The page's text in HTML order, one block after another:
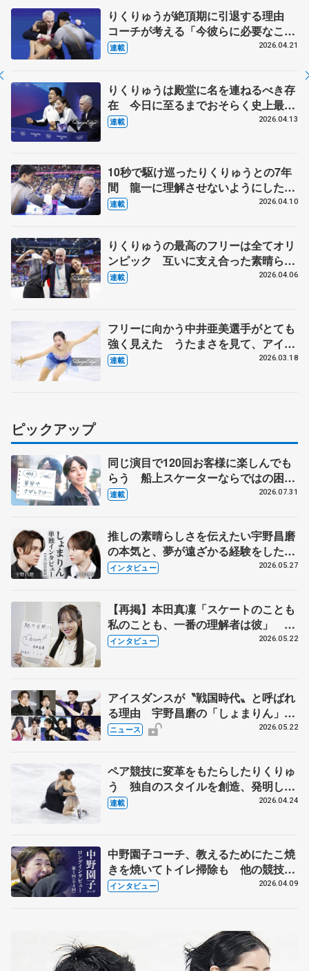
りくりゅうが絶頂期に引退する理由
コーチが考える「今彼らに必要なこ
と」 【引退発表後①】
連載 2026.04.21
りくりゅうは殿堂に名を連ねるべき存
在 今日に至るまでおそらく史上最高
のペア【ミラノ・コルティナ冬季オリ
連載 2026.04.13
10秒で駆け巡ったりくりゅうとの7年
間 龍一に理解させないようにした個
人戦SPの失敗 【ミラノ・コルティ
連載 2026.04.10
りくりゅうの最高のフリーは全てオリ
ンピック 互いに支え合った素晴らし
い団体戦チーム【ミラノ・コルティナ
連載 2026.04.06
フリーに向かう中井亜美選手がとても
強く見えた うたまさを見て、アイス
ダンスをやる選手が出てきてほしい
連載 2026.03.18
ピックアップ
同じ演目で120回お客様に楽しんでも
らう 船上スケーターならではの困難
とは 影響あったPIW前キャプテン松
連載 2026.07.31
推しの素晴らしさを伝えたい宇野昌磨
の本気と、夢が遠ざかる経験をした本
田真凜の覚悟
インタビュー 2026.05.27
【再掲】本田真凜「スケートのことも
私のことも、一番の理解者は彼」 引
退時の単独インタビューで語った競技
インタビュー 2026.05.22
アイスダンスが〝戦国時代〟と呼ばれ
る理由 宇野昌磨の「しょまりん」ら
実力者が相次いで参戦 国内の競争激
ニュース 2026.05.22
ペア競技に変革をもたらしたりくりゅ
う 独自のスタイルを創造、発明した
【引退発表後②】
連載 2026.04.24
中野園子コーチ、教えるためにたこ焼
きを焼いてトイレ掃除も 他の競技に
も通用するという坂本花織の筋肉
インタビュー 2026.04.09